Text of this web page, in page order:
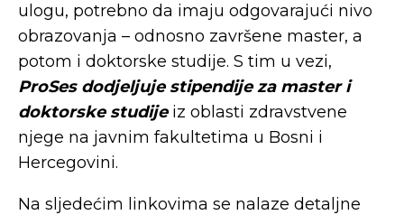
ulogu, potrebno da imaju odgovarajući nivo
obrazovanja – odnosno završene master, a
potom i doktorske studije. S tim u vezi,
ProSes dodjeljuje stipendije za master i
doktorske studijeiz oblasti zdravstvene
njege na javnim fakultetima u Bosni i
Hercegovini.
Na sljedećim linkovima se nalaze detaljne